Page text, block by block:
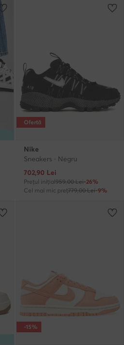
Ofertă
Nike
Sneakers · Negru
Prețul actual
702,90 Lei
Prețul inițial959,00 Lei-26%
Cel mai mic preț779,00 Lei-9%
-15%